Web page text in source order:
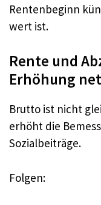
Rentenbeginn
wert ist.
Rente und
Erhöhung
Brutto ist nicht
erhöht die
Sozialbeiträge.
Folgen: